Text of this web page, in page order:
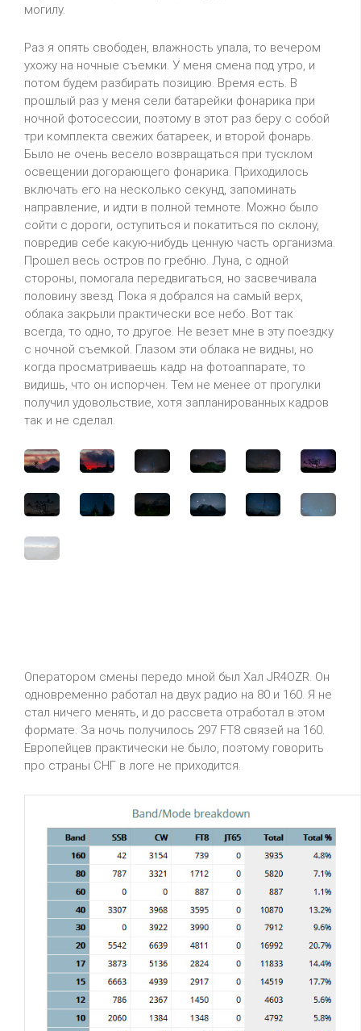
могилу.
Раз я опять свободен, влажность упала, то вечером
ухожу на ночные съемки. У меня смена под утро, и
потом будем разбирать позицию. Время есть. В
прошлый раз у меня сели батарейки фонарика при
ночной фотосессии, поэтому в этот раз беру с собой
три комплекта свежих батареек, и второй фонарь.
Было не очень весело возвращаться при тусклом
освещении догорающего фонарика. Приходилось
включать его на несколько секунд, запоминать
направление, и идти в полной темноте. Можно было
сойти с дороги, оступиться и покатиться по склону,
повредив себе какую-нибудь ценную часть организма.
Прошел весь остров по гребню. Луна, с одной
стороны, помогала передвигаться, но засвечивала
половину звезд. Пока я добрался на самый верх,
облака закрыли практически все небо. Вот так
всегда, то одно, то другое. Не везет мне в эту поездку
с ночной съемкой. Глазом эти облака не видны, но
когда просматриваешь кадр на фотоаппарате, то
видишь, что он испорчен. Тем не менее от прогулки
получил удовольствие, хотя запланированных кадров
так и не сделал.
Оператором смены передо мной был Хал JR4OZR. Он
одновременно работал на двух радио на 80 и 160. Я не
стал ничего менять, и до рассвета отработал в этом
формате. За ночь получилось 297 FT8 связей на 160.
Европейцев практически не было, поэтому говорить
про страны СНГ в логе не приходится.